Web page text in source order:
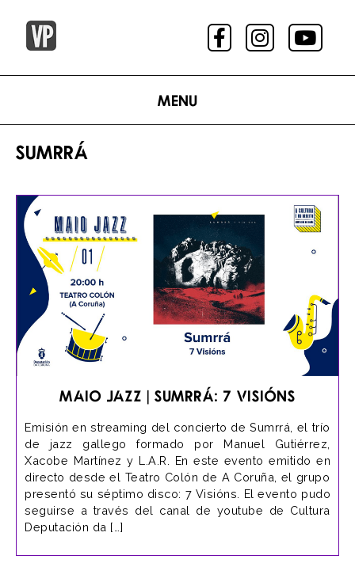
Menu
SUMRRÁ
Maio Jazz | Sumrrá: 7 Visións
Emisión en streaming del concierto de Sumrrá, el trío
de jazz gallego formado por Manuel Gutiérrez,
Xacobe Martínez y L.A.R. En este evento emitido en
directo desde el Teatro Colón de A Coruña, el grupo
presentó su séptimo disco: 7 Visións. El evento pudo
seguirse a través del canal de youtube de Cultura
Deputación da […]